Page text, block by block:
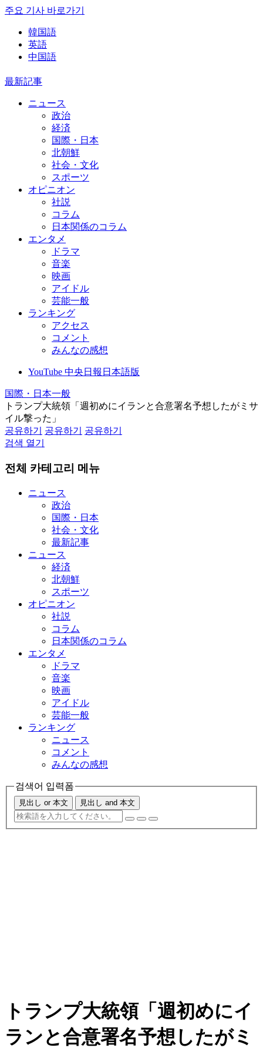
주요 기사 바로가기
韓国語
英語
中国語
最新記事
ニュース
政治
経済
国際・日本
北朝鮮
社会・文化
スポーツ
オピニオン
社説
コラム
日本関係のコラム
エンタメ
ドラマ
音楽
映画
アイドル
芸能一般
ランキング
アクセス
コメント
みんなの感想
YouTube 中央日報日本語版
国際・日本一般
トランプ大統領「週初めにイランと合意署名予想したがミサ
イル撃った」
공유하기
공유하기
공유하기
검색 열기
전체 카테고리 메뉴
ニュース
政治
国際・日本
社会・文化
最新記事
ニュース
経済
北朝鮮
スポーツ
オピニオン
社説
コラム
日本関係のコラム
エンタメ
ドラマ
音楽
映画
アイドル
芸能一般
ランキング
ニュース
コメント
みんなの感想
검색어 입력폼
見出し or 本文 見出し and 本文
トランプ大統領「週初めにイ
ランと合意署名予想したがミ